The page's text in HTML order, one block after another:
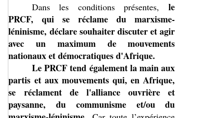
Dans les conditions présentes,le
PRCF, qui se réclame du marxisme-
léninisme, déclare souhaiter discuter et agir
avec un maximum de mouvements
nationaux et démocratiques d'Afrique.
Le PRCF tend également la main aux
partis et aux mouvements qui, en Afrique,
se réclament de l'alliance ouvrière et
paysanne, du communisme et/ou du